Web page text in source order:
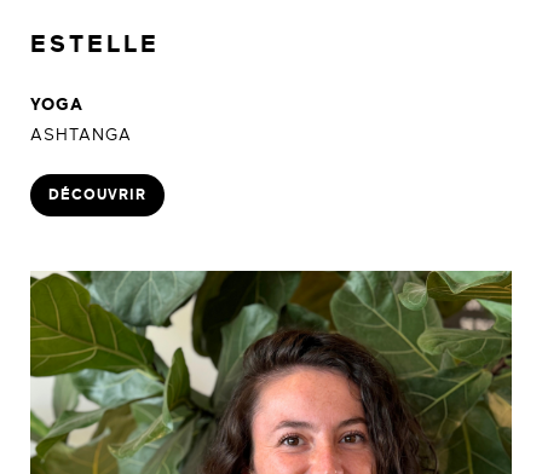
ESTELLE
YOGA
ASHTANGA
DÉCOUVRIR